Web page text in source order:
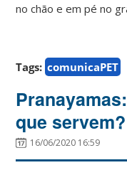
no chão e em pé no
Tags: comunicaPET
que servem?
16/06/2020 16:59